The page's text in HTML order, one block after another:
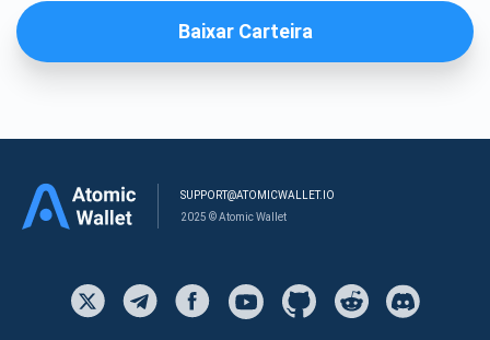
Baixar Carteira
SUPPORT@ATOMICWALLET.IO
2025 © Atomic Wallet